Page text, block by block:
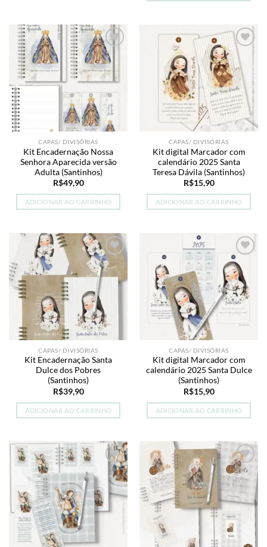
Add to
wishlist
CAPAS/ DIVISÓRIAS
Kit Encadernação Nossa
Senhora Aparecida versão
Adulta (Santinhos)
R$49,90
ADICIONAR AO CARRINHO
Add to
wishlist
CAPAS/ DIVISÓRIAS
Kit digital Marcador com
calendário 2025 Santa
Teresa Dávila (Santinhos)
R$15,90
ADICIONAR AO CARRINHO
Add to
wishlist
CAPAS/ DIVISÓRIAS
Kit Encadernação Santa
Dulce dos Pobres
(Santinhos)
R$39,90
ADICIONAR AO CARRINHO
Add to
wishlist
CAPAS/ DIVISÓRIAS
Kit digital Marcador com
calendário 2025 Santa Dulce
(Santinhos)
R$15,90
ADICIONAR AO CARRINHO
Add to
wishlist
Add to
wishlist